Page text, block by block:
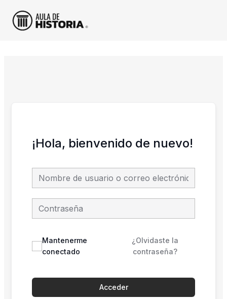
contenido
¡Hola, bienvenido de nuevo!
Mantenerme
conectado
¿Olvidaste la
contraseña?
Acceder